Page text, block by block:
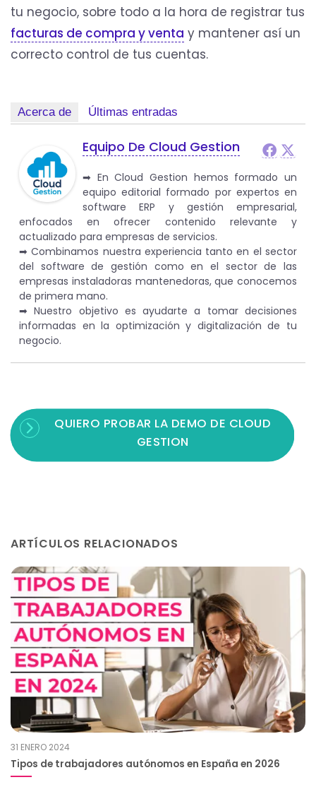
tu negocio, sobre todo a la hora de registrar tus
facturas de compra y venta y mantener así un
correcto control de tus cuentas.
Acerca de Últimas entradas
Equipo De Cloud Gestion
➡︎ En Cloud Gestion hemos formado un
equipo editorial formado por expertos en
software ERP y gestión empresarial,
enfocados en ofrecer contenido relevante y
actualizado para empresas de servicios.
➡︎ Combinamos nuestra experiencia tanto en el sector
del software de gestión como en el sector de las
empresas instaladoras mantenedoras, que conocemos
de primera mano.
➡︎ Nuestro objetivo es ayudarte a tomar decisiones
informadas en la optimización y digitalización de tu
negocio.
QUIERO PROBAR LA DEMO DE CLOUD
GESTION
ARTÍCULOS RELACIONADOS
31 ENERO 2024
Tipos de trabajadores autónomos en España en 2026